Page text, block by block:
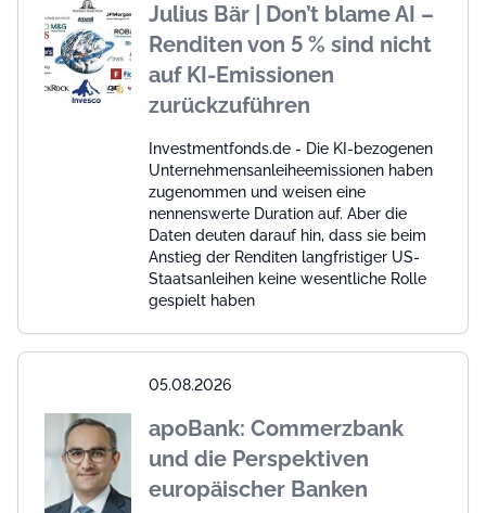
Julius Bär | Don’t blame AI –
Renditen von 5 % sind nicht
auf KI-Emissionen
zurückzuführen
Investmentfonds.de - Die KI-bezogenen
Unternehmensanleiheemissionen haben
zugenommen und weisen eine
nennenswerte Duration auf. Aber die
Daten deuten darauf hin, dass sie beim
Anstieg der Renditen langfristiger US-
Staatsanleihen keine wesentliche Rolle
gespielt haben
05.08.2026
apoBank: Commerzbank
und die Perspektiven
europäischer Banken